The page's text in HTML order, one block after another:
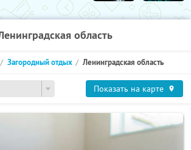
область
Загородный отдых Ленинградская область
Показать на карте